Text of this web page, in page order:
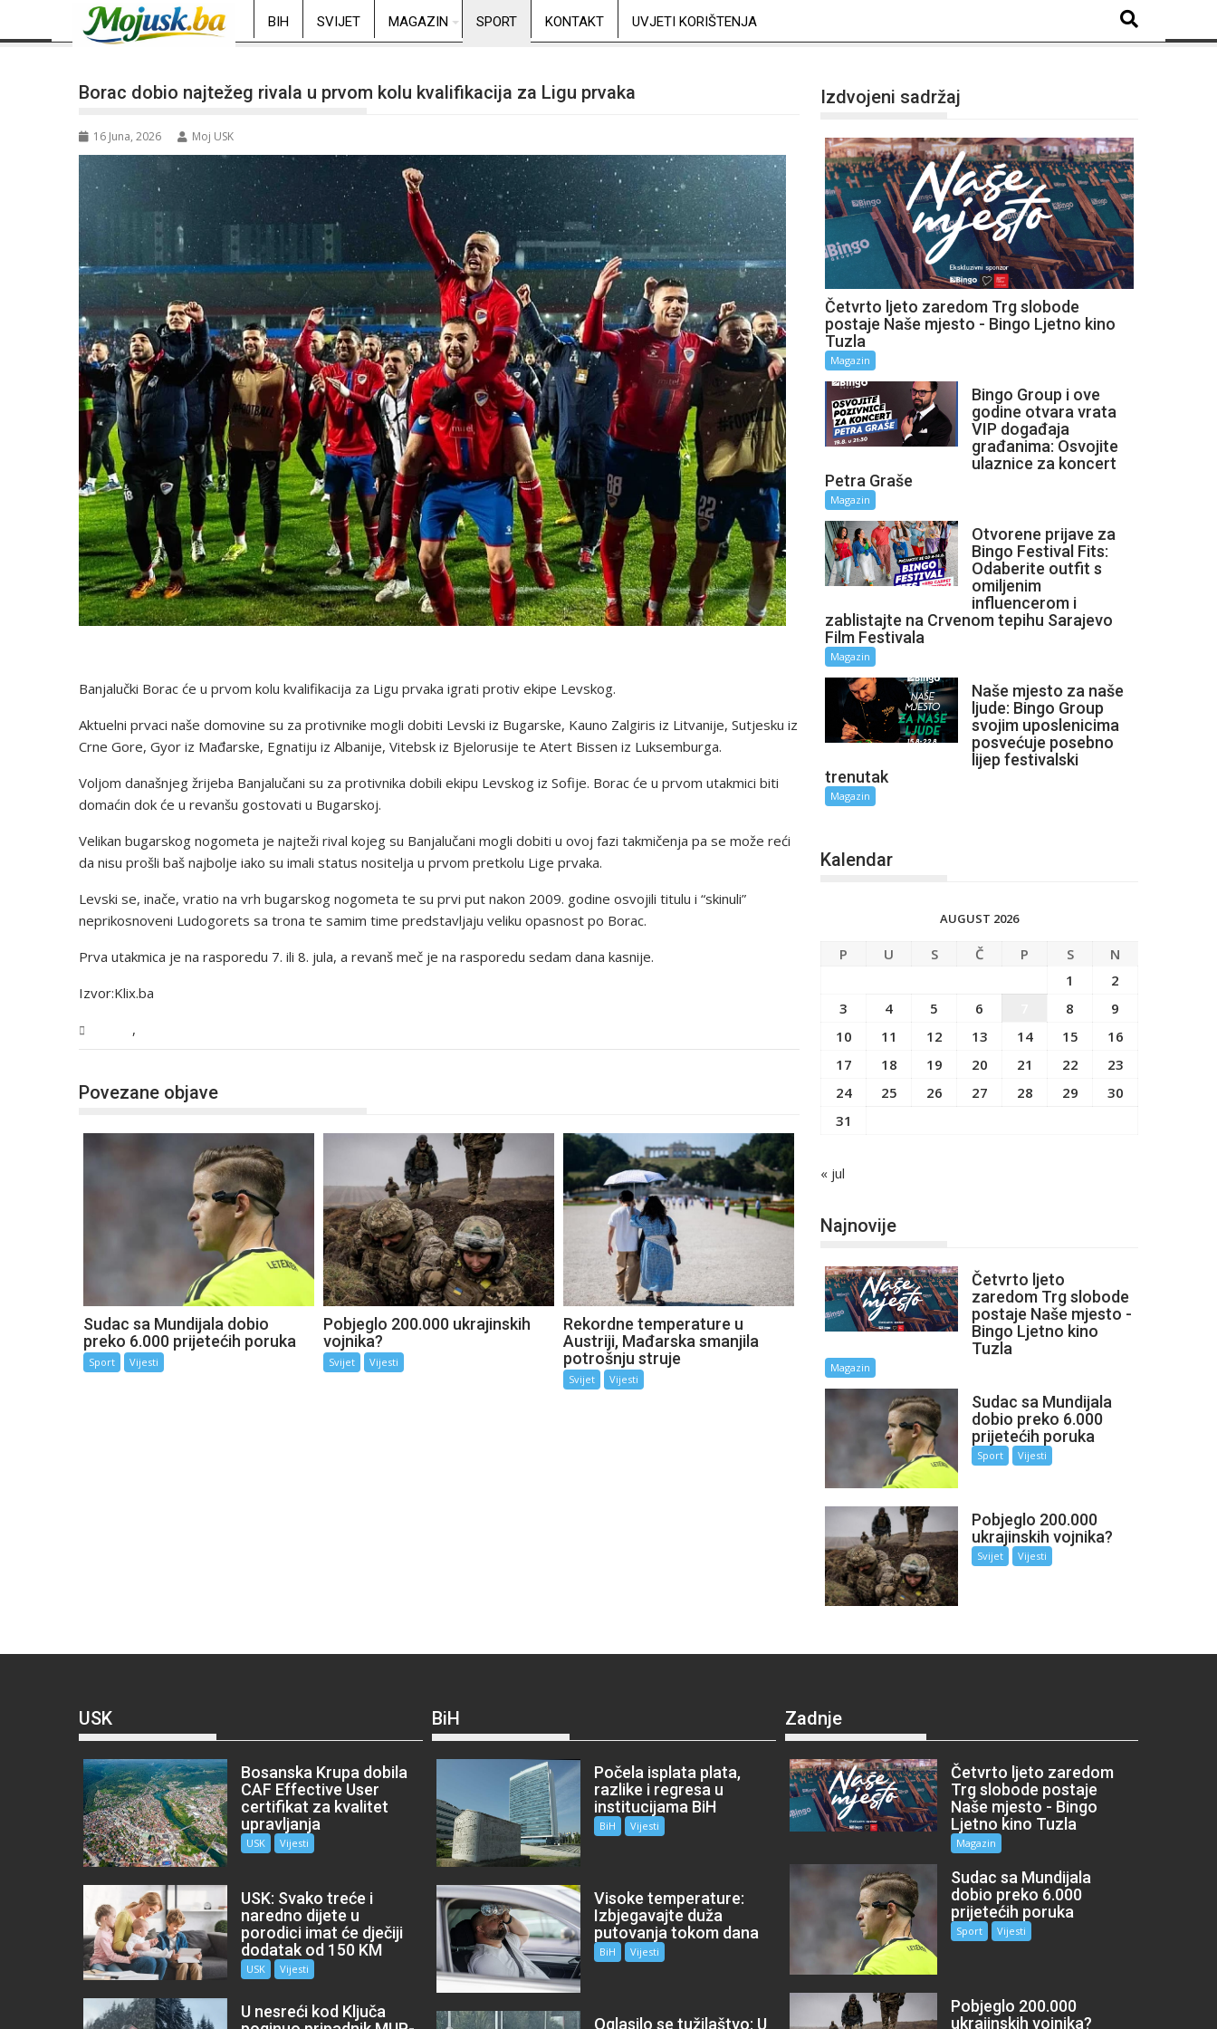
BIH SVIJET MAGAZIN SPORT KONTAKT UVJETI KORIŠTENJA
Borac dobio najtežeg rivala u prvom kolu kvalifikacija za Ligu prvaka
16 Juna, 2026 Moj USK
Banjalučki Borac će u prvom kolu kvalifikacija za Ligu prvaka igrati protiv ekipe Levskog.
Aktuelni prvaci naše domovine su za protivnike mogli dobiti Levski iz Bugarske, Kauno Zalgiris iz Litvanije, Sutjesku iz
Crne Gore, Gyor iz Mađarske, Egnatiju iz Albanije, Vitebsk iz Bjelorusije te Atert Bissen iz Luksemburga.
Voljom današnjeg žrijeba Banjalučani su za protivnika dobili ekipu Levskog iz Sofije. Borac će u prvom utakmici biti
domaćin dok će u revanšu gostovati u Bugarskoj.
Velikan bugarskog nogometa je najteži rival kojeg su Banjalučani mogli dobiti u ovoj fazi takmičenja pa se može reći
da nisu prošli baš najbolje iako su imali status nositelja u prvom pretkolu Lige prvaka.
Levski se, inače, vratio na vrh bugarskog nogometa te su prvi put nakon 2009. godine osvojili titulu i “skinuli”
neprikosnoveni Ludogorets sa trona te samim time predstavljaju veliku opasnost po Borac.
Prva utakmica je na rasporedu 7. ili 8. jula, a revanš meč je na rasporedu sedam dana kasnije.
Izvor:Klix.ba
,
Povezane objave
Sudac sa Mundijala dobio
preko 6.000 prijetećih poruka
Sport Vijesti
Pobjeglo 200.000 ukrajinskih
vojnika?
Svijet Vijesti
Rekordne temperature u
Austriji, Mađarska smanjila
potrošnju struje
Svijet Vijesti
Izdvojeni sadržaj
Četvrto ljeto zaredom Trg slobode
postaje Naše mjesto - Bingo Ljetno kino
Tuzla
Magazin
Bingo Group i ove
godine otvara vrata
VIP događaja
građanima: Osvojite
ulaznice za koncert
Petra Graše
Magazin
Otvorene prijave za
Bingo Festival Fits:
Odaberite outfit s
omiljenim
influencerom i
zablistajte na Crvenom tepihu Sarajevo
Film Festivala
Magazin
Naše mjesto za naše
ljude: Bingo Group
svojim uposlenicima
posvećuje posebno
lijep festivalski
trenutak
Magazin
Kalendar
AUGUST 2026
P U S Č P S
N
1
2
3
4 5 6 8
9
10
11 12 13 14 15
16
17
18 19 20 21 22
23
24
25 26 27 28 29
30
31
« jul
Najnovije
Četvrto ljeto
zaredom Trg slobode
postaje Naše mjesto -
Bingo Ljetno kino
Tuzla
Magazin
Sudac sa Mundijala
dobio preko 6.000
prijetećih poruka
Sport Vijesti
Pobjeglo 200.000
ukrajinskih vojnika?
Svijet Vijesti
USK
Bosanska Krupa dobila
CAF Effective User
certifikat za kvalitet
upravljanja
USK Vijesti
USK: Svako treće i
naredno dijete u
porodici imat će dječiji
dodatak od 150 KM
USK Vijesti
U nesreći kod Ključa
BiH
Počela isplata plata,
razlike i regresa u
institucijama BiH
BiH Vijesti
Visoke temperature:
Izbjegavajte duža
putovanja tokom dana
BiH Vijesti
Oglasilo se tužilaštvo: U
Zadnje
Četvrto ljeto zaredom
Trg slobode postaje
Naše mjesto - Bingo
Ljetno kino Tuzla
Magazin
Sudac sa Mundijala
dobio preko 6.000
prijetećih poruka
Sport Vijesti
Pobjeglo 200.000
ukrajinskih vojnika?